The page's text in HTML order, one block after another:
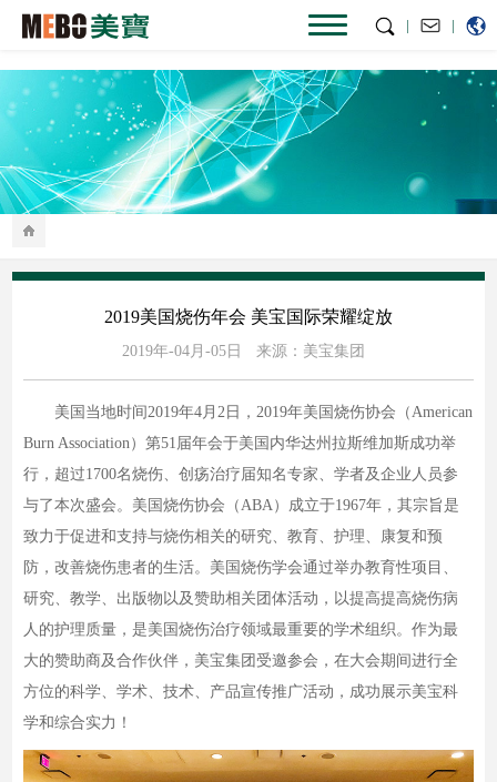
|
|
2019美国烧伤年会 美宝国际荣耀绽放
2019年-04月-05日 来源：美宝集团
美国当地时间2019年4月2日，2019年美国烧伤协会（American
Burn Association）第51届年会于美国内华达州拉斯维加斯成功举
行，超过1700名烧伤、创疡治疗届知名专家、学者及企业人员参
与了本次盛会。美国烧伤协会（ABA）成立于1967年，其宗旨是
致力于促进和支持与烧伤相关的研究、教育、护理、康复和预
防，改善烧伤患者的生活。美国烧伤学会通过举办教育性项目、
研究、教学、出版物以及赞助相关团体活动，以提高提高烧伤病
人的护理质量，是美国烧伤治疗领域最重要的学术组织。作为最
大的赞助商及合作伙伴，美宝集团受邀参会，在大会期间进行全
方位的科学、学术、技术、产品宣传推广活动，成功展示美宝科
学和综合实力！